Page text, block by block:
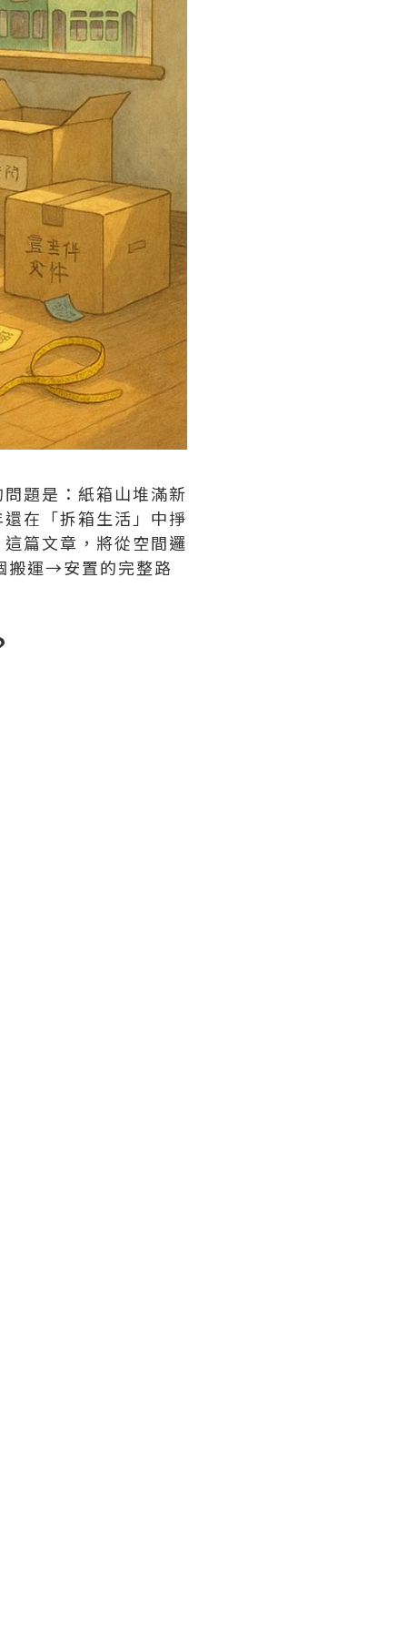
題是：紙箱山堆滿新
在「拆箱生活」中掙
篇文章，將從空間邏
搬運→安置的完整路